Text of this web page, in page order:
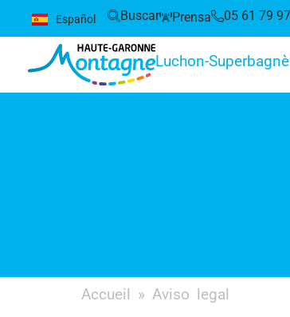
Español
English
Buscar Prensa 05 61 79
Luchon-
Accueil » Aviso legal